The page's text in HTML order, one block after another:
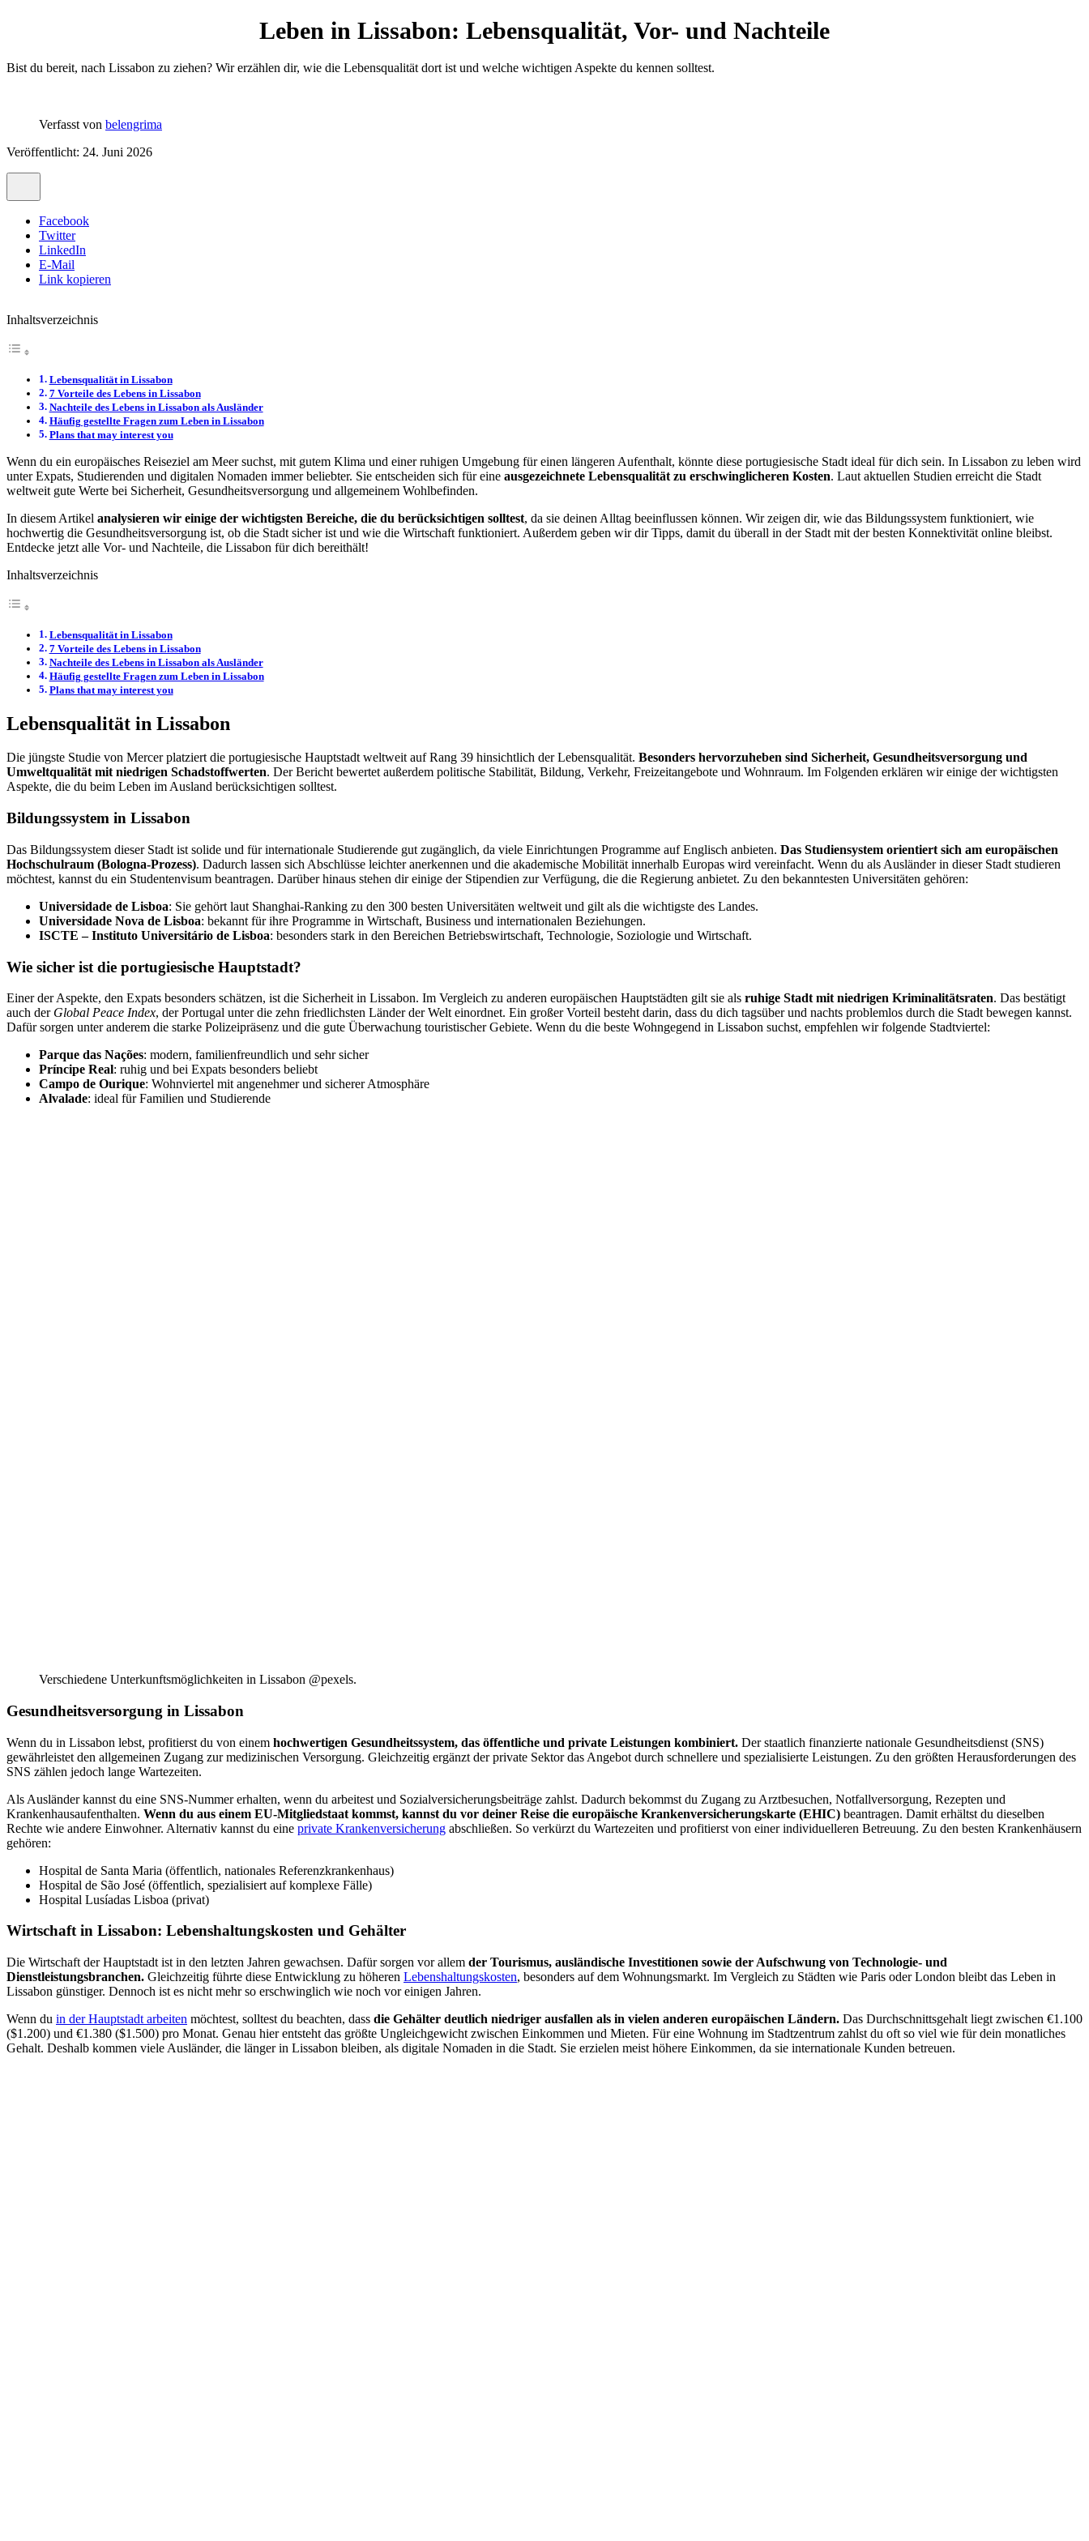
Leben in Lissabon: Lebensqualität, Vor- und Nachteile
Bist du bereit, nach Lissabon zu ziehen? Wir erzählen dir, wie die Lebensqualität dort ist und welche wichtigen Aspekte du kennen solltest.
Verfasst von belengrima
Veröffentlicht: 24. Juni 2026
Facebook
Twitter
LinkedIn
E-Mail
Link kopieren
Inhaltsverzeichnis
Lebensqualität in Lissabon
7 Vorteile des Lebens in Lissabon
Nachteile des Lebens in Lissabon als Ausländer
Häufig gestellte Fragen zum Leben in Lissabon
Plans that may interest you
Wenn du ein europäisches Reiseziel am Meer suchst, mit gutem Klima und einer ruhigen Umgebung für einen längeren Aufenthalt, könnte diese portugiesische Stadt ideal für dich sein. In Lissabon zu leben wird
unter Expats, Studierenden und digitalen Nomaden immer beliebter. Sie entscheiden sich für eine ausgezeichnete Lebensqualität zu erschwinglicheren Kosten. Laut aktuellen Studien erreicht die Stadt
weltweit gute Werte bei Sicherheit, Gesundheitsversorgung und allgemeinem Wohlbefinden.
In diesem Artikel analysieren wir einige der wichtigsten Bereiche, die du berücksichtigen solltest, da sie deinen Alltag beeinflussen können. Wir zeigen dir, wie das Bildungssystem funktioniert, wie
hochwertig die Gesundheitsversorgung ist, ob die Stadt sicher ist und wie die Wirtschaft funktioniert. Außerdem geben wir dir Tipps, damit du überall in der Stadt mit der besten Konnektivität online bleibst.
Entdecke jetzt alle Vor- und Nachteile, die Lissabon für dich bereithält!
Inhaltsverzeichnis
Lebensqualität in Lissabon
7 Vorteile des Lebens in Lissabon
Nachteile des Lebens in Lissabon als Ausländer
Häufig gestellte Fragen zum Leben in Lissabon
Plans that may interest you
Lebensqualität in Lissabon
Die jüngste Studie von Mercer platziert die portugiesische Hauptstadt weltweit auf Rang 39 hinsichtlich der Lebensqualität. Besonders hervorzuheben sind Sicherheit, Gesundheitsversorgung und
Umweltqualität mit niedrigen Schadstoffwerten. Der Bericht bewertet außerdem politische Stabilität, Bildung, Verkehr, Freizeitangebote und Wohnraum. Im Folgenden erklären wir einige der wichtigsten
Aspekte, die du beim Leben im Ausland berücksichtigen solltest.
Bildungssystem in Lissabon
Das Bildungssystem dieser Stadt ist solide und für internationale Studierende gut zugänglich, da viele Einrichtungen Programme auf Englisch anbieten. Das Studiensystem orientiert sich am europäischen
Hochschulraum (Bologna-Prozess). Dadurch lassen sich Abschlüsse leichter anerkennen und die akademische Mobilität innerhalb Europas wird vereinfacht. Wenn du als Ausländer in dieser Stadt studieren
möchtest, kannst du ein Studentenvisum beantragen. Darüber hinaus stehen dir einige der Stipendien zur Verfügung, die die Regierung anbietet. Zu den bekanntesten Universitäten gehören:
Universidade de Lisboa: Sie gehört laut Shanghai-Ranking zu den 300 besten Universitäten weltweit und gilt als die wichtigste des Landes.
Universidade Nova de Lisboa: bekannt für ihre Programme in Wirtschaft, Business und internationalen Beziehungen.
ISCTE – Instituto Universitário de Lisboa: besonders stark in den Bereichen Betriebswirtschaft, Technologie, Soziologie und Wirtschaft.
Wie sicher ist die portugiesische Hauptstadt?
Einer der Aspekte, den Expats besonders schätzen, ist die Sicherheit in Lissabon. Im Vergleich zu anderen europäischen Hauptstädten gilt sie als ruhige Stadt mit niedrigen Kriminalitätsraten. Das bestätigt
auch der Global Peace Index, der Portugal unter die zehn friedlichsten Länder der Welt einordnet. Ein großer Vorteil besteht darin, dass du dich tagsüber und nachts problemlos durch die Stadt bewegen kannst.
Dafür sorgen unter anderem die starke Polizeipräsenz und die gute Überwachung touristischer Gebiete. Wenn du die beste Wohngegend in Lissabon suchst, empfehlen wir folgende Stadtviertel:
Parque das Nações: modern, familienfreundlich und sehr sicher
Príncipe Real: ruhig und bei Expats besonders beliebt
Campo de Ourique: Wohnviertel mit angenehmer und sicherer Atmosphäre
Alvalade: ideal für Familien und Studierende
Verschiedene Unterkunftsmöglichkeiten in Lissabon @pexels.
Gesundheitsversorgung in Lissabon
Wenn du in Lissabon lebst, profitierst du von einem hochwertigen Gesundheitssystem, das öffentliche und private Leistungen kombiniert. Der staatlich finanzierte nationale Gesundheitsdienst (SNS)
gewährleistet den allgemeinen Zugang zur medizinischen Versorgung. Gleichzeitig ergänzt der private Sektor das Angebot durch schnellere und spezialisierte Leistungen. Zu den größten Herausforderungen des
SNS zählen jedoch lange Wartezeiten.
Als Ausländer kannst du eine SNS-Nummer erhalten, wenn du arbeitest und Sozialversicherungsbeiträge zahlst. Dadurch bekommst du Zugang zu Arztbesuchen, Notfallversorgung, Rezepten und
Krankenhausaufenthalten. Wenn du aus einem EU-Mitgliedstaat kommst, kannst du vor deiner Reise die europäische Krankenversicherungskarte (EHIC) beantragen. Damit erhältst du dieselben
Rechte wie andere Einwohner. Alternativ kannst du eine private Krankenversicherung abschließen. So verkürzt du Wartezeiten und profitierst von einer individuelleren Betreuung. Zu den besten Krankenhäusern
gehören:
Hospital de Santa Maria (öffentlich, nationales Referenzkrankenhaus)
Hospital de São José (öffentlich, spezialisiert auf komplexe Fälle)
Hospital Lusíadas Lisboa (privat)
Wirtschaft in Lissabon: Lebenshaltungskosten und Gehälter
Die Wirtschaft der Hauptstadt ist in den letzten Jahren gewachsen. Dafür sorgen vor allem der Tourismus, ausländische Investitionen sowie der Aufschwung von Technologie- und
Dienstleistungsbranchen. Gleichzeitig führte diese Entwicklung zu höheren Lebenshaltungskosten, besonders auf dem Wohnungsmarkt. Im Vergleich zu Städten wie Paris oder London bleibt das Leben in
Lissabon günstiger. Dennoch ist es nicht mehr so erschwinglich wie noch vor einigen Jahren.
Wenn du in der Hauptstadt arbeiten möchtest, solltest du beachten, dass die Gehälter deutlich niedriger ausfallen als in vielen anderen europäischen Ländern. Das Durchschnittsgehalt liegt zwischen €1.100
($1.200) und €1.380 ($1.500) pro Monat. Genau hier entsteht das größte Ungleichgewicht zwischen Einkommen und Mieten. Für eine Wohnung im Stadtzentrum zahlst du oft so viel wie für dein monatliches
Gehalt. Deshalb kommen viele Ausländer, die länger in Lissabon bleiben, als digitale Nomaden in die Stadt. Sie erzielen meist höhere Einkommen, da sie internationale Kunden betreuen.